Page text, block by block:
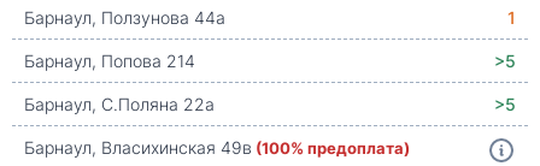
Барнаул, Ползунова 44а
1
Барнаул, Попова 214
>5
Барнаул, С.Поляна 22а
>5
Барнаул, Власихинская 49в (100% предоплата)